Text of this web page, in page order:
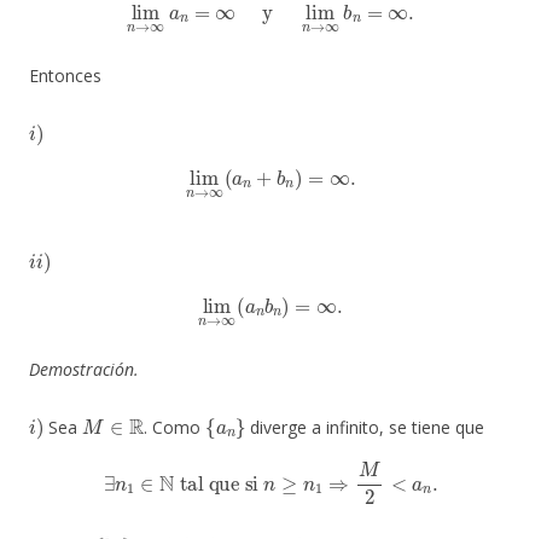
lim n→ ∞an= y limn→ ∞ bn =∞
Entonces
i)
limn → a n +b =∞
ii)
limn→∞ (a n )=
Demostración.
i)
Sea
M∈ R
. Como
{a n}
diverge a infinito, se tiene que
M2
{b n